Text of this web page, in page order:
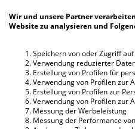
Wir und unsere Partner
Website zu analysieren und
Speichern von oder Zugriff
Verwendung reduzierter
Erstellung von Profilen für
Verwendung von Profilen zur
Erstellung von Profilen zur
Verwendung von Profilen zur
Messung der Werbeleistung
Messung der Performance
Hier hast du die
zu stöbern. Möchtest du